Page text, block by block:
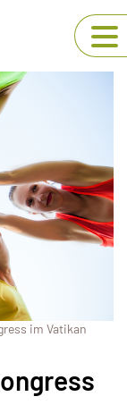
im Vatikan